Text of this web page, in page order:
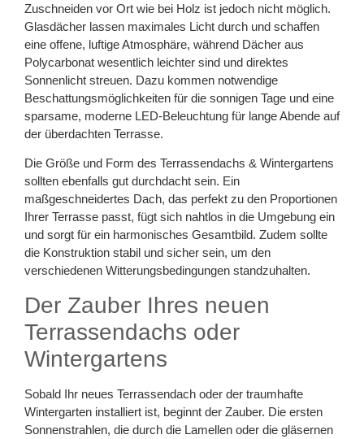
Zuschneiden vor Ort wie bei Holz ist jedoch nicht möglich.
Glasdächer lassen maximales Licht durch und schaffen
eine offene, luftige Atmosphäre, während Dächer aus
Polycarbonat wesentlich leichter sind und direktes
Sonnenlicht streuen. Dazu kommen notwendige
Beschattungsmöglichkeiten für die sonnigen Tage und eine
sparsame, moderne LED-Beleuchtung für lange Abende auf
der überdachten Terrasse.
Die Größe und Form des Terrassendachs & Wintergartens
sollten ebenfalls gut durchdacht sein. Ein
maßgeschneidertes Dach, das perfekt zu den Proportionen
Ihrer Terrasse passt, fügt sich nahtlos in die Umgebung ein
und sorgt für ein harmonisches Gesamtbild. Zudem sollte
die Konstruktion stabil und sicher sein, um den
verschiedenen Witterungsbedingungen standzuhalten.
Der Zauber Ihres neuen
Terrassendachs oder
Wintergartens
Sobald Ihr neues Terrassendach oder der traumhafte
Wintergarten installiert ist, beginnt der Zauber. Die ersten
Sonnenstrahlen, die durch die Lamellen oder die gläsernen